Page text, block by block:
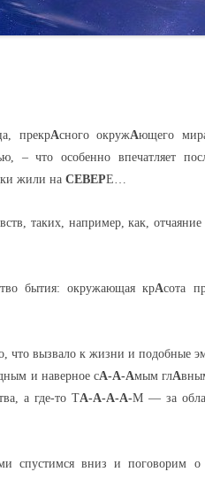
прекрАсного окружАющего
– что особенно впечатляет
жили на СЕВЕРЕ…
таких, например, как, отчаяние
бытия: окружающая крАсота
что вызвало к жизни и подобные
и наверное сА-А-Амым глА
а где-то ТА-А-А-А-М — за
спустимся вниз и поговорим